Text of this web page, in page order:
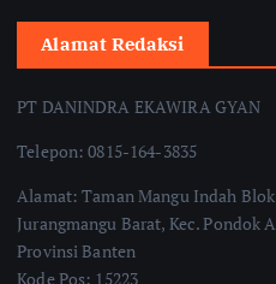
Alamat Redaksi
PT DANINDRA EKAWIRA GYAN
Telepon: 0815-164-3835
Alamat: Taman Mangu Indah
Jurangmangu Barat, Kec. Pondok
Provinsi Banten
Kode Pos: 15223